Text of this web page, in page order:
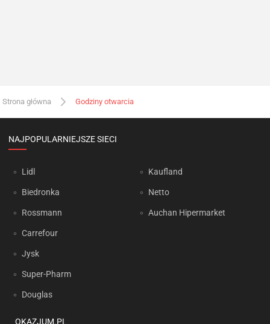
Strona główna Godziny otwarcia
NAJPOPULARNIEJSZE SIECI
Lidl
Biedronka
Rossmann
Carrefour
Jysk
Super-Pharm
Douglas
Kaufland
Netto
Auchan Hipermarket
OKAZJUM.PL